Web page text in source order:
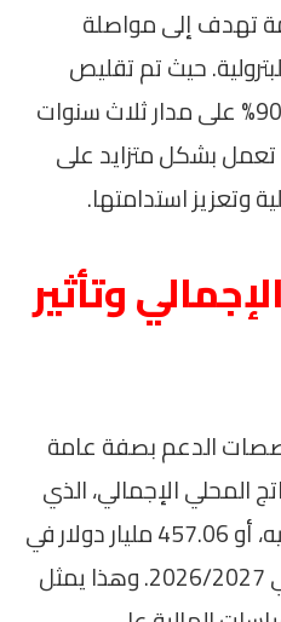
تهدف إلى مواصلة
حيث تم تقليص
الدعم بنسبة تصل إلى 90.41% على مدار ثلاث سنوات
تعمل بشكل متزايد على
وتعزيز استدامتها.
وتأثير
الدعم بصفة عامة
من الناتج المحلي الإجمالي، الذي
يُقدر بنحو 24.6 تريليون جنيه، أو 457.06 مليار دولار في
مشروع موازنة العام المالي 2026/2027. وهذا يمثل